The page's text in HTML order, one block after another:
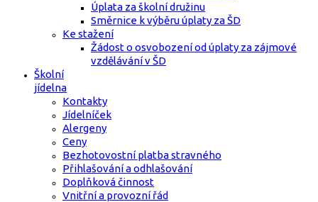
Úplata za školní družinu
Směrnice k výběru úplaty za ŠD
Ke stažení
Žádost o osvobození od úplaty za zájmové
vzdělávání v ŠD
Školní
jídelna
Kontakty
Jídelníček
Alergeny
Ceny
Bezhotovostní platba stravného
Přihlašování a odhlašování
Doplňková činnost
Vnitřní a provozní řád